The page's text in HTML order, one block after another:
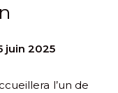
juin 2025
l’un de